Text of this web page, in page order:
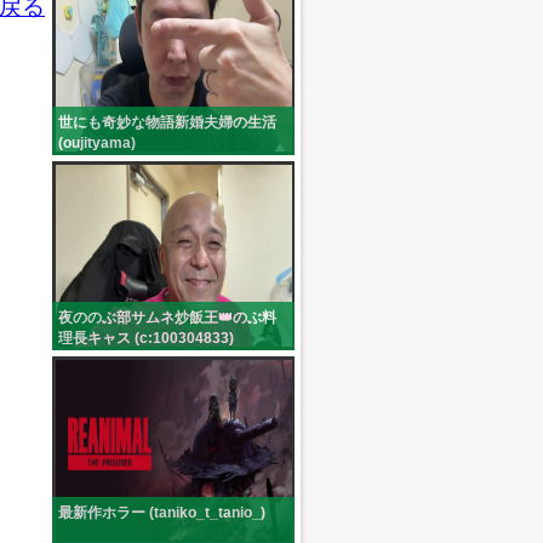
る
世にも奇妙な物語新婚夫婦の生活
(oujityama)
夜ののぶ部サムネ炒飯王👑のぶ料
理長キャス (c:100304833)
最新作ホラー (taniko_t_tanio_)